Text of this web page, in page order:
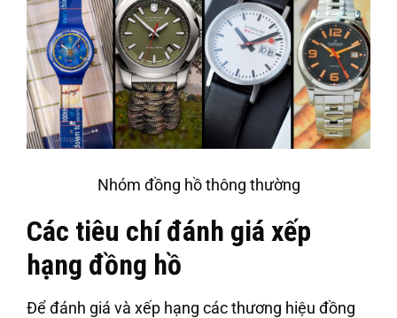
Nhóm đồng hồ thông thường
Các tiêu chí đánh giá xếp
hạng đồng hồ
Để đánh giá và xếp hạng các thương hiệu đồng